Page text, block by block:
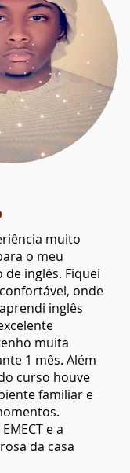
muito
o meu
inglês. Fiquei
onde
inglês
muita
1 mês. Além
curso houve
familiar e
e a
da casa